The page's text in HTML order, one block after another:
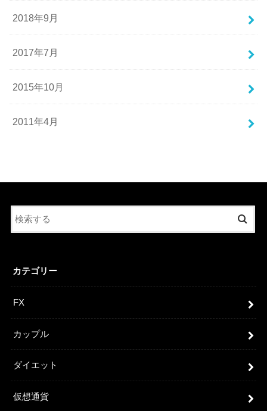
2018年9月
2017年7月
2015年10月
2011年4月
カテゴリー
FX
カップル
ダイエット
仮想通貨